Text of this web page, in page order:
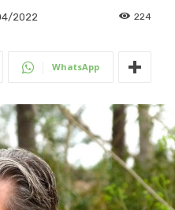
2022 224
WhatsApp